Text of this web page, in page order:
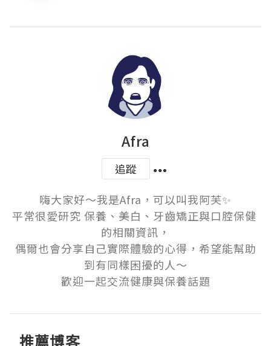
Afra
追蹤
嗨大家好～我是Afra，可以叫我阿芙✨
平常很愛研究 保養、美白、牙齒矯正與口腔保健
的相關資訊，
偶爾也會分享自己實際體驗的心得，希望能幫助
到有同樣困擾的人～
歡迎一起交流健康與保養話題
推薦博客